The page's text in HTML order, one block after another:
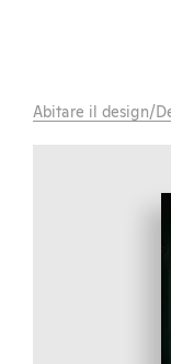
Abitare il design/